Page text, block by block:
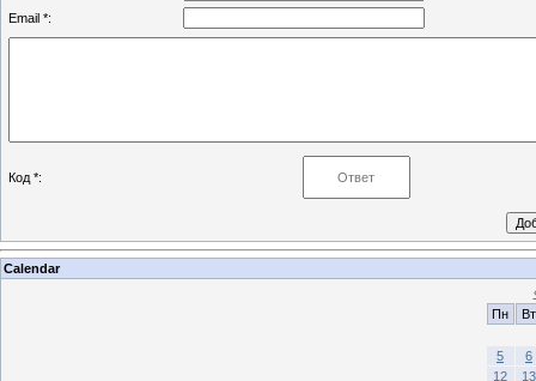
Email *:
Код *:
Calendar
Пн
Вт
5
6
12
13